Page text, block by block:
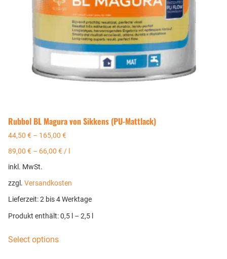
Rubbol BL Magura von Sikkens (PU-Mattlack)
44,50 € – 165,00 €
89,00 € – 66,00 € /
inkl. MwSt.
zzgl. Versandkosten
Lieferzeit:2 bis 4 Werktage
Produkt enthält: 0,5 – 2,5
Select options